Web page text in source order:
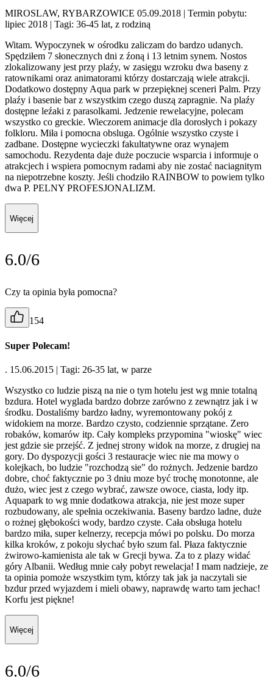
MIROSLAW, RYBARZOWICE 05.09.2018 | Termin pobytu:
lipiec 2018 | Tagi: 36-45 lat, z rodziną
Witam. Wypoczynek w ośrodku zaliczam do bardzo udanych.
Spędziłem 7 słonecznych dni z źoną i 13 letnim synem. Nostos
zlokalizowany jest przy plaźy, w zasięgu wzroku dwa baseny z
ratownikami oraz animatorami którzy dostarczają wiele atrakcji.
Dodatkowo dostępny Aqua park w przepięknej sceneri Palm. Przy
plaźy i basenie bar z wszystkim czego duszą zapragnie. Na plaźy
dostępne leźaki z parasolkami. Jedzenie rewelacyjne, polecam
wszystko co greckie. Wieczorem animacje dla dorosłych i pokazy
folkloru. Miła i pomocna obsluga. Ogólnie wszystko czyste i
zadbane. Dostępne wycieczki fakultatywne oraz wynajem
samochodu. Rezydenta daje duże poczucie wsparcia i informuje o
atrakcjech i wspiera pomocnym radami aby nie zostać naciagnitym
na niepotrzebne koszty. Jeśli chodziło RAINBOW to powiem tylko
dwa P. PELNY PROFESJONALIZM.
Więcej
6.0/6
Czy ta opinia była pomocna?
154
Super Polecam!
. 15.06.2015 | Tagi: 26-35 lat, w parze
Wszystko co ludzie piszą na nie o tym hotelu jest wg mnie totalną
bzdura. Hotel wyglada bardzo dobrze zarówno z zewnątrz jak i w
środku. Dostaliśmy bardzo ładny, wyremontowany pokój z
widokiem na morze. Bardzo czysto, codziennie sprzątane. Zero
robaków, komarów itp. Cały kompleks przypomina "wioskę" wiec
jest gdzie sie przejść. Z jednej strony widok na morze, z drugiej na
gory. Do dyspozycji gości 3 restauracje wiec nie ma mowy o
kolejkach, bo ludzie "rozchodzą sie" do rożnych. Jedzenie bardzo
dobre, choć faktycznie po 3 dniu moze być trochę monotonne, ale
dużo, wiec jest z czego wybrać, zawsze owoce, ciasta, lody itp.
Aquapark to wg mnie dodatkowa atrakcja, nie jest moze super
rozbudowany, ale spełnia oczekiwania. Baseny bardzo ladne, duże
o rożnej głębokości wody, bardzo czyste. Cała obsługa hotelu
bardzo miła, super kelnerzy, recepcja mówi po polsku. Do morza
kilka kroków, z pokoju słychać było szum fal. Płaza faktycznie
żwirowo-kamienista ale tak w Grecji bywa. Za to z plazy widać
góry Albanii. Według mnie cały pobyt rewelacja! I mam nadzieje, ze
ta opinia pomoże wszystkim tym, którzy tak jak ja naczytali sie
bzdur przed wyjazdem i mieli obawy, naprawdę warto tam jechac!
Korfu jest piękne!
Więcej
6.0/6